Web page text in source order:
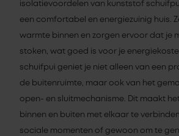
isolatievoordelen van kunststof
een comfortabel en energiezuinig huis.
warmte binnen en zorgen ervoor dat je
stoken, wat goed is voor je
schuifpui geniet je niet alleen van een
de buitenruimte, maar ook van het
open- en sluitmechanisme. Dit maakt
binnen en buiten met elkaar te
sociale momenten of gewoon om te